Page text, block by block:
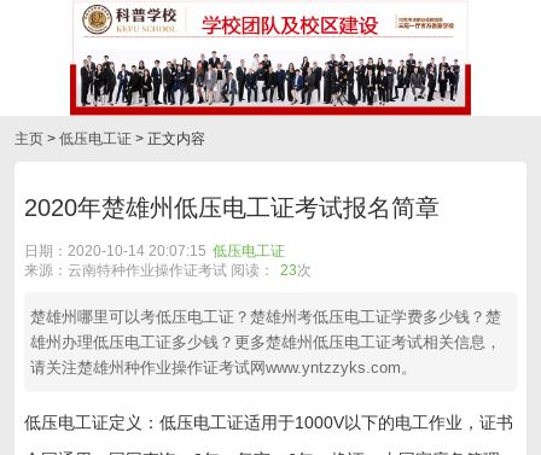
主页 > 低压电工证 > 正文内容
2020年楚雄州低压电工证考试报名简章
日期：2020-10-14 20:07:15 低压电工证
来源：云南特种作业操作证考试 阅读：
23次
楚雄州哪里可以考低压电工证？楚雄州考低压电工证学费多少钱？楚
雄州办理低压电工证多少钱？更多楚雄州低压电工证考试相关信息，
请关注楚雄州种作业操作证考试网www.yntzzyks.com。
低压电工证定义：低压电工证适用于1000V以下的电工作业，证书